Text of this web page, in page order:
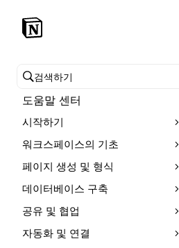
도움말 센터 검색
도움말 센터
시작하기
워크스페이스의 기초
페이지 생성 및 형식
데이터베이스 구축
공유 및 협업
자동화 및 연결